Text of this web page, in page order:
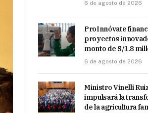
6 de agosto de 2026
ProInnóvate
proyectos
monto de S/1.8
6 de agosto de 2026
Ministro Vinelli
impulsará la
de la agricultura